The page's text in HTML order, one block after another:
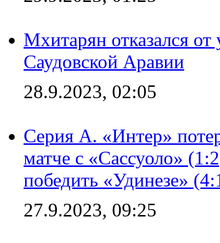
Мхитарян отказался от
Саудовской Аравии
28.9.2023, 02:05
Серия А. «Интер»
матче с «Сассуоло»
победить «Удинезе»
27.9.2023, 09:25